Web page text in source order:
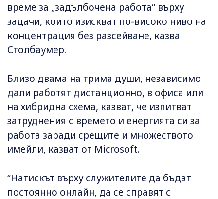
време за „задълбочена работа“ върху
задачи, които изискват по-високо ниво на
концентрация без разсейване, казва
Столбаумер.
Близо двама на трима души, независимо
дали работят дистанционно, в офиса или
на хибридна схема, казват, че изпитват
затруднения с времето и енергията си за
работа заради срещите и множеството
имейли, казват от Microsoft.
“Натискът върху служителите да бъдат
постоянно онлайн, да се справят с